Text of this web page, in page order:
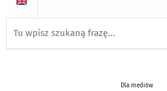
Dla mediów